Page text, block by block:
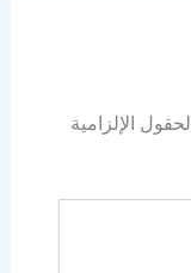
الحقول الإلزامية